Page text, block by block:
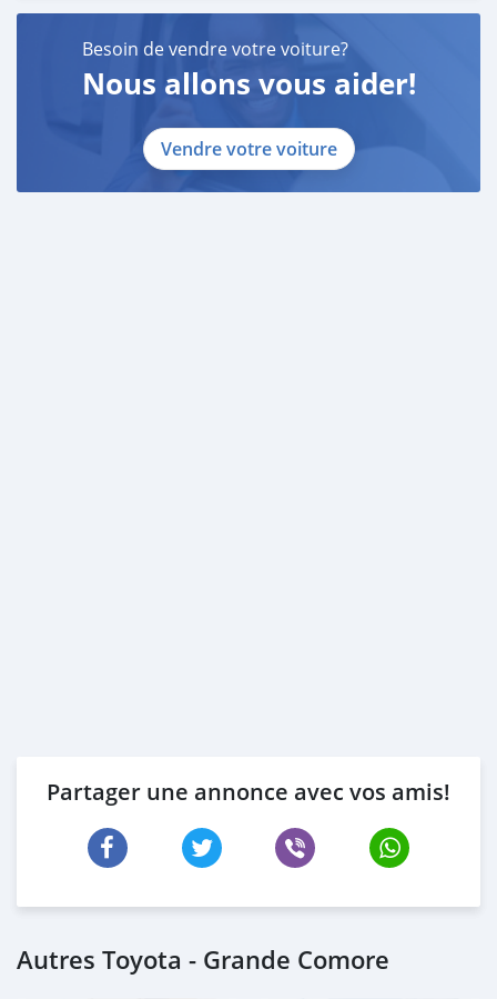
Besoin de vendre votre voiture?
Nous allons vous aider!
Vendre votre voiture
Partager une annonce avec vos amis!
Autres Toyota - Grande Comore